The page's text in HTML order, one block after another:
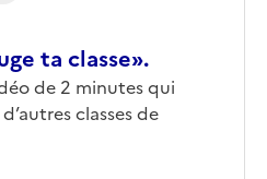
ta classe».
de 2 minutes qui
classes de